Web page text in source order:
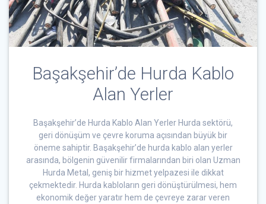
Başakşehir’de Hurda Kablo
Alan Yerler
Başakşehir’de Hurda Kablo Alan Yerler Hurda sektörü,
geri dönüşüm ve çevre koruma açısından büyük bir
öneme sahiptir. Başakşehir’de hurda kablo alan yerler
arasında, bölgenin güvenilir firmalarından biri olan Uzman
Hurda Metal, geniş bir hizmet yelpazesi ile dikkat
çekmektedir. Hurda kabloların geri dönüştürülmesi, hem
ekonomik değer yaratır hem de çevreye zarar veren